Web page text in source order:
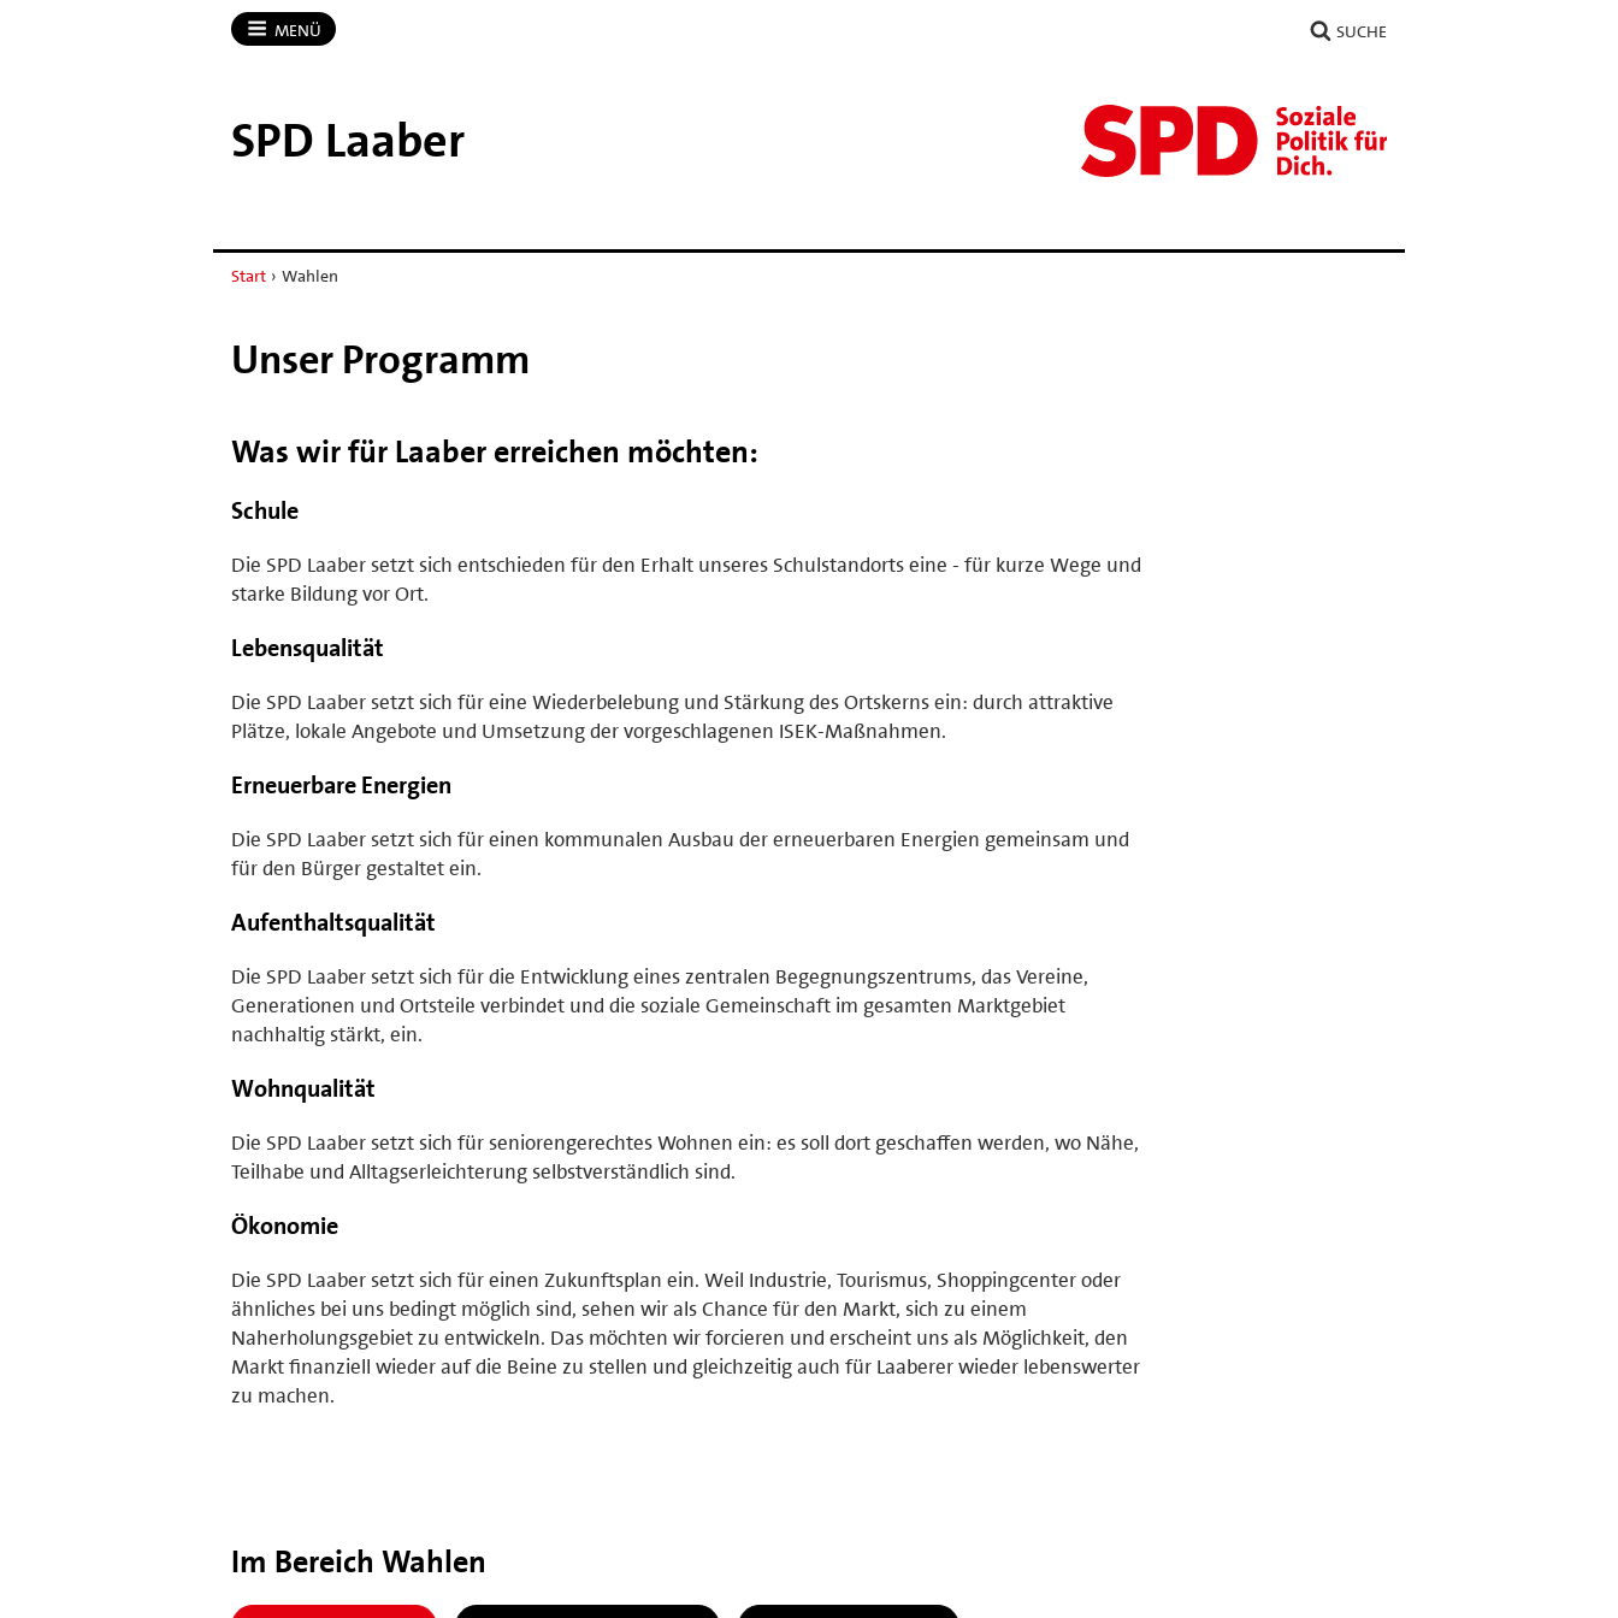
MENÜ SUCHE
SPD Laaber
Start › Wahlen
Unser Programm
Was wir für Laaber erreichen möchten:
Schule
Die SPD Laaber setzt sich entschieden für den Erhalt unseres Schulstandorts eine - für kurze Wege und
starke Bildung vor Ort.
Lebensqualität
Die SPD Laaber setzt sich für eine Wiederbelebung und Stärkung des Ortskerns ein: durch attraktive
Plätze, lokale Angebote und Umsetzung der vorgeschlagenen ISEK-Maßnahmen.
Erneuerbare Energien
Die SPD Laaber setzt sich für einen kommunalen Ausbau der erneuerbaren Energien gemeinsam und
für den Bürger gestaltet ein.
Aufenthaltsqualität
Die SPD Laaber setzt sich für die Entwicklung eines zentralen Begegnungszentrums, das Vereine,
Generationen und Ortsteile verbindet und die soziale Gemeinschaft im gesamten Marktgebiet
nachhaltig stärkt, ein.
Wohnqualität
Die SPD Laaber setzt sich für seniorengerechtes Wohnen ein: es soll dort geschaffen werden, wo Nähe,
Teilhabe und Alltagserleichterung selbstverständlich sind.
Ökonomie
Die SPD Laaber setzt sich für einen Zukunftsplan ein. Weil Industrie, Tourismus, Shoppingcenter oder
ähnliches bei uns bedingt möglich sind, sehen wir als Chance für den Markt, sich zu einem
Naherholungsgebiet zu entwickeln. Das möchten wir forcieren und erscheint uns als Möglichkeit, den
Markt finanziell wieder auf die Beine zu stellen und gleichzeitig auch für Laaberer wieder lebenswerter
zu machen.
Im Bereich Wahlen